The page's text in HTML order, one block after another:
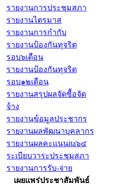
รายงานการประชุมสภา
รายงานไตรมาส
รายงานการกำกับ
รายงานป้องกันทุจริต
รอบ๖เดือน
รายงานป้องกันทุจริต
รอบ๑๒เดือน
รายงานสรุปผลจัดซื้อจัด
จ้าง
รายงานข้อมูลประชากร
รายงานผลพัฒนาบุคลากร
รายงานผลคะแนนita๖๔
ระเบียบวาระประชุมสภา
รายงานการรับ-จ่าย
เผยแพร่ประชาสัมพันธ์